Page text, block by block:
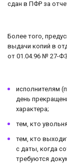
сдан в ПФР за
Более того,
выдачи копий в
от 01.04.96 № 27-
исполнителям
день
характера;
тем, кто
тем, кто
с даты, когда
требуются